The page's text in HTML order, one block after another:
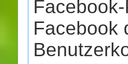
Facebook